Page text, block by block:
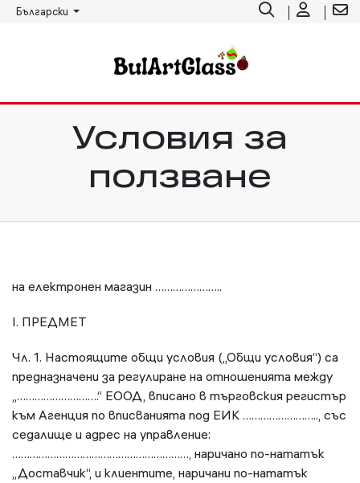
Български
Условия за
ползване
на електронен магазин …………………..
I. ПРЕДМЕТ
Чл. 1. Настоящите общи условия („Общи условия“) са
предназначени за регулиране на отношенията между
„……………………….“ ЕООД, вписано в търговския регистър
към Агенция по вписванията под ЕИК …………………….., със
седалище и адрес на управление:
……………………………………………………, наричано по-нататък
„Доставчик“, и клиентите, наричани по-нататък